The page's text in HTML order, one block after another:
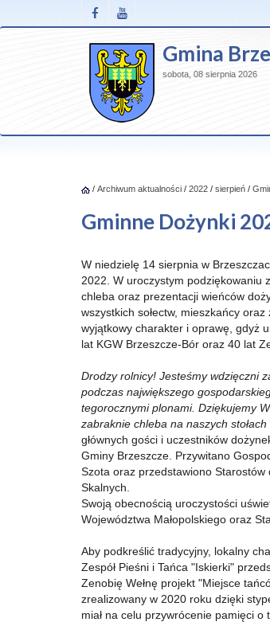
Gmina
sobota, 08 sierpnia 2026
/ Archiwum aktualności / 2022 / sierpień /
Gminne Dożynki
W niedzielę 14 sierpnia w
2022. W uroczystym podziękowaniu
chleba oraz prezentacji wieńców
wszystkich sołectw, mieszkańcy
wyjątkowy charakter i oprawę, gdyż
lat KGW Brzeszcze-Bór oraz 40 lat
Drodzy rolnicy! Jesteśmy wdzięczni
podczas największego
tegorocznymi plonami. Dziękujemy
zabraknie chleba na naszych stołach
głównych gości i uczestników
Gminy Brzeszcze. Przywitano
Szota oraz przedstawiono
Skalnych.
Swoją obecnością uroczystości
Województwa Małopolskiego oraz
Aby podkreślić tradycyjny, lokalny
Zespół Pieśni i Tańca "Iskierki"
Zenobię Wełnę projekt "Miejsce
zrealizowany w 2020 roku dzięki
miał na celu przywrócenie pamięci